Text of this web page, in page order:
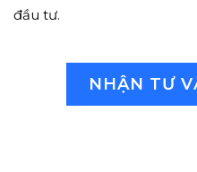
đầu tư.
NHẬN TƯ